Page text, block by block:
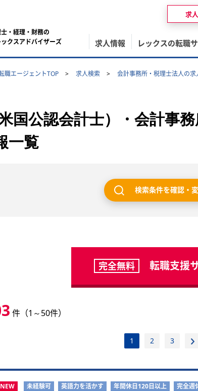
・経理・財務の
クスアドバイザーズ
求人情報 レックスの転職
求
職エージェントTOP 求人検索 会計事務所・税理士法人の
国公認会計士）・会計事
一覧
検索条件を確認・
完全無料 転職支援
件（1～50件）
1 2 3
NEW 未経験可 英語力を活かす 年間休日120日以上
完全週